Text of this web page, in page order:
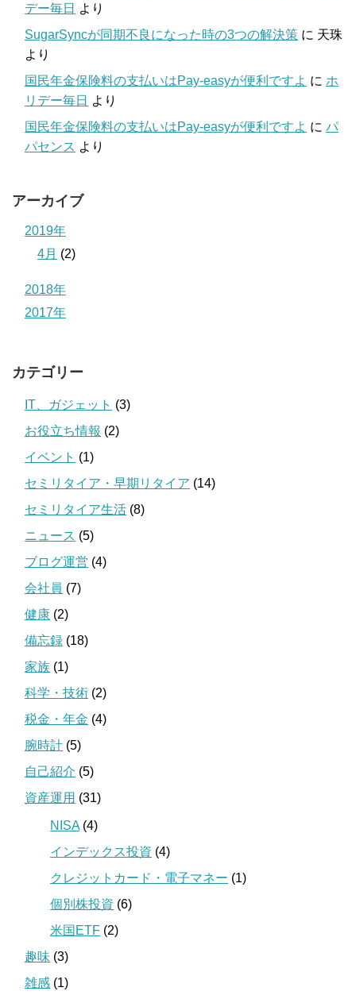
デー毎日 より
SugarSyncが同期不良になった時の3つの解決策 に 天珠
より
国民年金保険料の支払いはPay-easyが便利ですよ に ホ
リデー毎日 より
国民年金保険料の支払いはPay-easyが便利ですよ に パ
パセンス より
アーカイブ
2019年
4月 (2)
2018年
2017年
カテゴリー
IT、ガジェット (3)
お役立ち情報 (2)
イベント (1)
セミリタイア・早期リタイア (14)
セミリタイア生活 (8)
ニュース (5)
ブログ運営 (4)
会社員 (7)
健康 (2)
備忘録 (18)
家族 (1)
科学・技術 (2)
税金・年金 (4)
腕時計 (5)
自己紹介 (5)
資産運用 (31)
NISA (4)
インデックス投資 (4)
クレジットカード・電子マネー (1)
個別株投資 (6)
米国ETF (2)
趣味 (3)
雑感 (1)